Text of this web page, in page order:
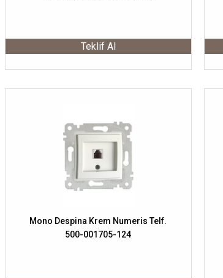
Teklif Al
Mono Despina Krem Numeris Telf.
500-001705-124